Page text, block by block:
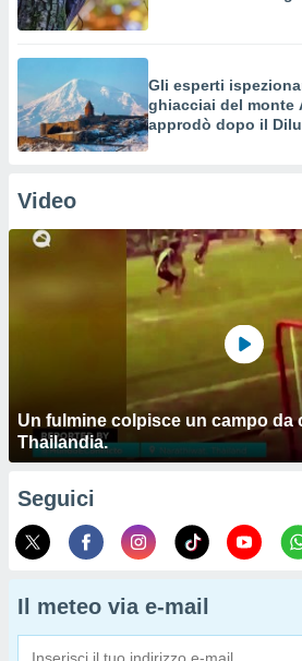
Gli esperti
ghiacciai del monte
approdò dopo il
Video
Un fulmine colpisce un campo da
Thailandia.
Seguici
Il meteo via e-mail